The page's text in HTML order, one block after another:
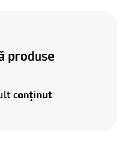
produse
conţinut